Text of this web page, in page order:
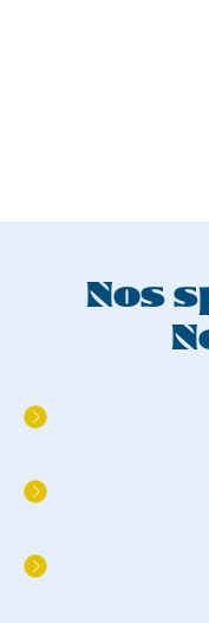
Nos
Aller
directement
pied